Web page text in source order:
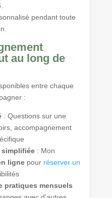
.
pendant toute
au long de
entre chaque
:
: Questions sur une
accompagnement
simplifiée: Mon
lignepour réserver un
pratiques mensuels